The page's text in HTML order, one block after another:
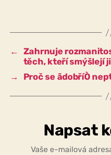
← Zahrnuje
těch, kteří smýšlejí
→
Proč se ãdobříÒ
Napsat
Vaše e-mailová